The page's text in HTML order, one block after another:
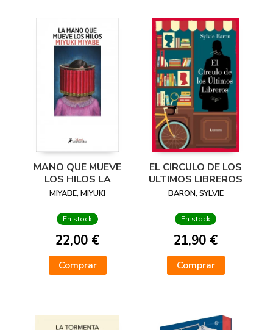
MANO QUE MUEVE
LOS HILOS LA
MIYABE, MIYUKI
En stock
22,00 €
Comprar
EL CIRCULO DE LOS
ULTIMOS LIBREROS
BARON, SYLVIE
En stock
21,90 €
Comprar